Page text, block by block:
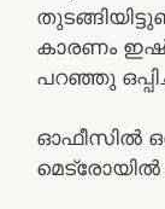
കാരണം
പറഞ്ഞു
ഓഫീസിൽ
മെട്രോയിൽ